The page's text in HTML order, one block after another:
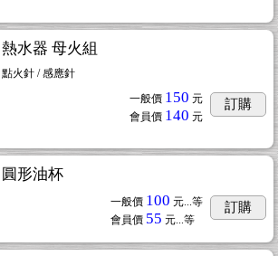
熱水器 母火組
點火針 / 感應針
一般價 150 元
會員價 140 元
訂購
圓形油杯
一般價 100 元...等
會員價 55 元...等
訂購